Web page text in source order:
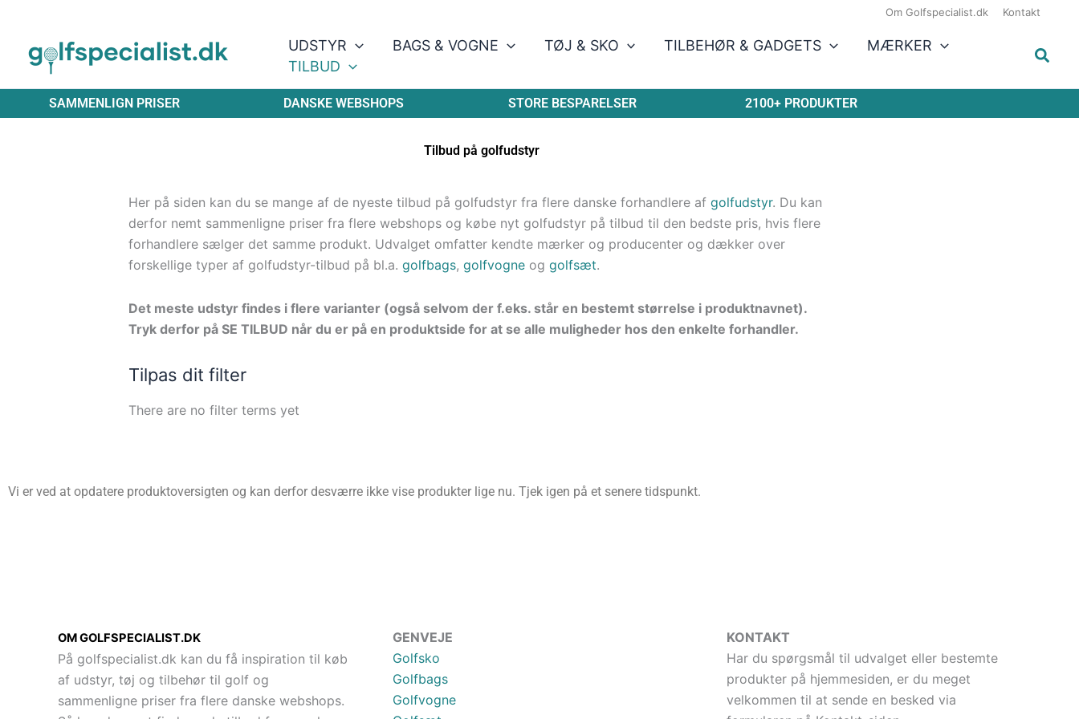
indholdet
Om Golfspecialist.dk Kontakt
UDSTYR BAGS & VOGNE TØJ & SKO TILBEHØR & GADGETS
MÆRKER
TILBUD
SAMMENLIGN PRISER DANSKE WEBSHOPS STORE BESPARELSER 2100+ PRODUKTER
Tilbud på golfudstyr
Her på siden kan du se mange af de nyeste tilbud på golfudstyr fra flere danske forhandlere af golfudstyr. Du kan
derfor nemt sammenligne priser fra flere webshops og købe nyt golfudstyr på tilbud til den bedste pris, hvis flere
forhandlere sælger det samme produkt. Udvalget omfatter kendte mærker og producenter og dækker over
forskellige typer af golfudstyr-tilbud på bl.a. golfbags, golfvogne og golfsæt.
Det meste udstyr findes i flere varianter (også selvom der f.eks. står en bestemt størrelse i produktnavnet).
Tryk derfor på SE TILBUD når du er på en produktside for at se alle muligheder hos den enkelte forhandler.
Tilpas dit filter
There are no filter terms yet
Vi er ved at opdatere produktoversigten og kan derfor desværre ikke vise produkter lige nu. Tjek igen på et senere tidspunkt.
OM GOLFSPECIALIST.DK
På golfspecialist.dk kan du få inspiration til køb
af udstyr, tøj og tilbehør til golf og
sammenligne priser fra flere danske webshops.
GENVEJE
Golfsko
Golfbags
Golfvogne
KONTAKT
Har du spørgsmål til udvalget eller bestemte
produkter på hjemmesiden, er du meget
velkommen til at sende en besked via